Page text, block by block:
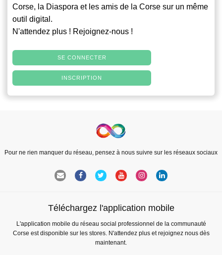
Corse, la Diaspora et les amis de la Corse sur un même
outil digital.
N'attendez plus ! Rejoignez-nous !
SE CONNECTER
INSCRIPTION
Pour ne rien manquer du réseau, pensez à nous suivre sur les réseaux sociaux
Téléchargez l'application mobile
L'application mobile du réseau social professionnel de la communauté
Corse est disponible sur les stores. N'attendez plus et rejoignez nous dès
maintenant.